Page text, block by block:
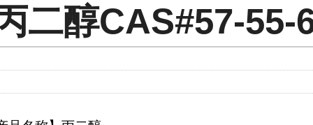
二醇CAS#57-55-